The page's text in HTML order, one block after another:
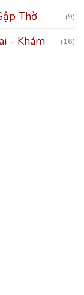
Thờ (9)
- Khám (16)